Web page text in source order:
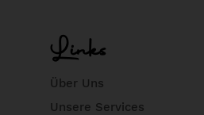
Links
Über Uns
Unsere Services